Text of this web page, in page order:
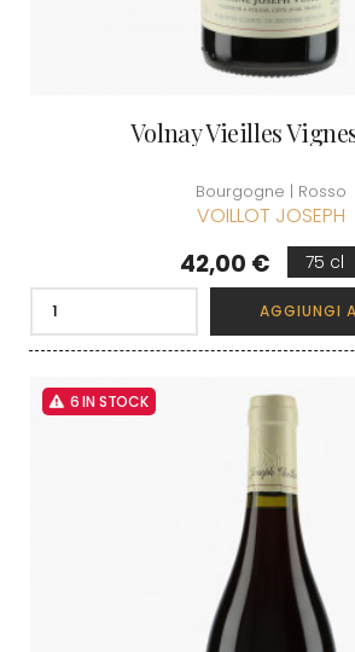
Volnay Vieilles
Bourgogne | Rosso
VOILLOT JOSEPH
Prezzo
42,00 € 75 cl
AGGIUNGI
6 IN STOCK